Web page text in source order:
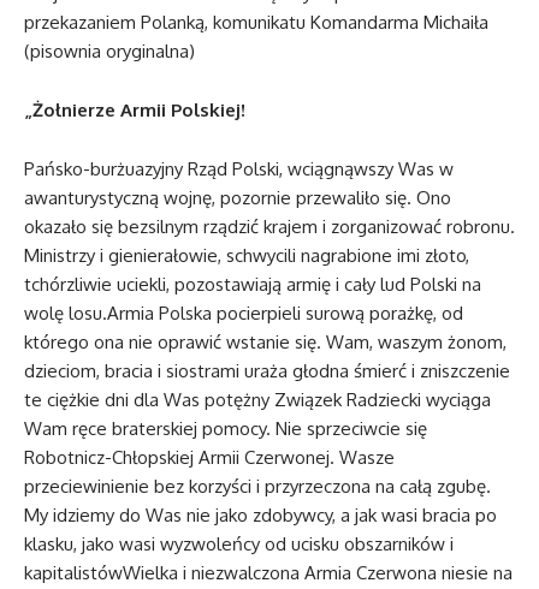
przekazaniem Polanką, komunikatu Komandarma Michaiła
(pisownia oryginalna)
„Żołnierze Armii Polskiej!
Pańsko-burżuazyjny Rząd Polski, wciągnąwszy Was w
awanturystyczną wojnę, pozornie przewaliło się. Ono
okazało się bezsilnym rządzić krajem i zorganizować robronu.
Ministrzy i gienierałowie, schwycili nagrabione imi złoto,
tchórzliwie uciekli, pozostawiają armię i cały lud Polski na
wolę losu.Armia Polska pocierpieli surową porażkę, od
którego ona nie oprawić wstanie się. Wam, waszym żonom,
dzieciom, bracia i siostrami uraża głodna śmierć i zniszczenie
te ciężkie dni dla Was potężny Związek Radziecki wyciąga
Wam ręce braterskiej pomocy. Nie sprzeciwcie się
Robotnicz-Chłopskiej Armii Czerwonej. Wasze
przeciewinienie bez korzyści i przyrzeczona na całą zgubę.
My idziemy do Was nie jako zdobywcy, a jak wasi bracia po
klasku, jako wasi wyzwoleńcy od ucisku obszarników i
kapitalistówWielka i niezwalczona Armia Czerwona niesie na